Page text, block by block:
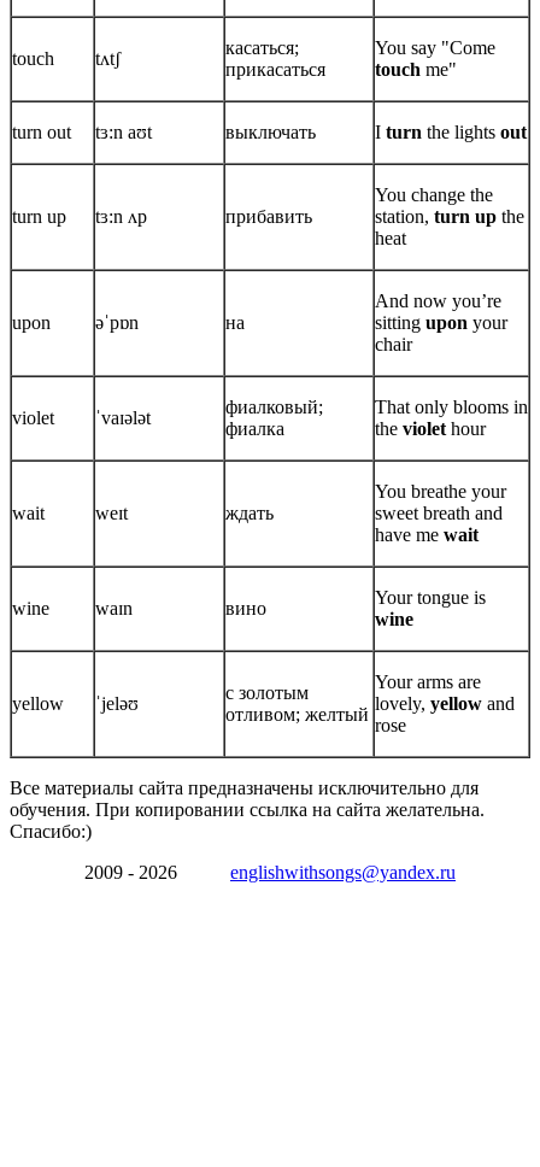
touch tʌtʃ
касаться;
прикасаться
You say "Come
touch me"
turn out tɜ:n aʊt выключать I turn the lights out
turn up tɜ:n ʌp прибавить
You change the
station, turn up the
heat
upon əˈpɒn на
And now you’re
sitting upon your
chair
violet ˈvaɪələt
фиалковый;
фиалка
That only blooms in
the violet hour
wait weɪt ждать
You breathe your
sweet breath and
have me wait
wine waɪn вино
Your tongue is
wine
yellow ˈjeləʊ
с золотым
отливом; желтый
Your arms are
lovely, yellow and
rose
Все материалы сайта предназначены исключительно для
обучения. При копировании ссылка на сайта желательна.
Спасибо:)
2009 - 2026 englishwithsongs@yandex.ru